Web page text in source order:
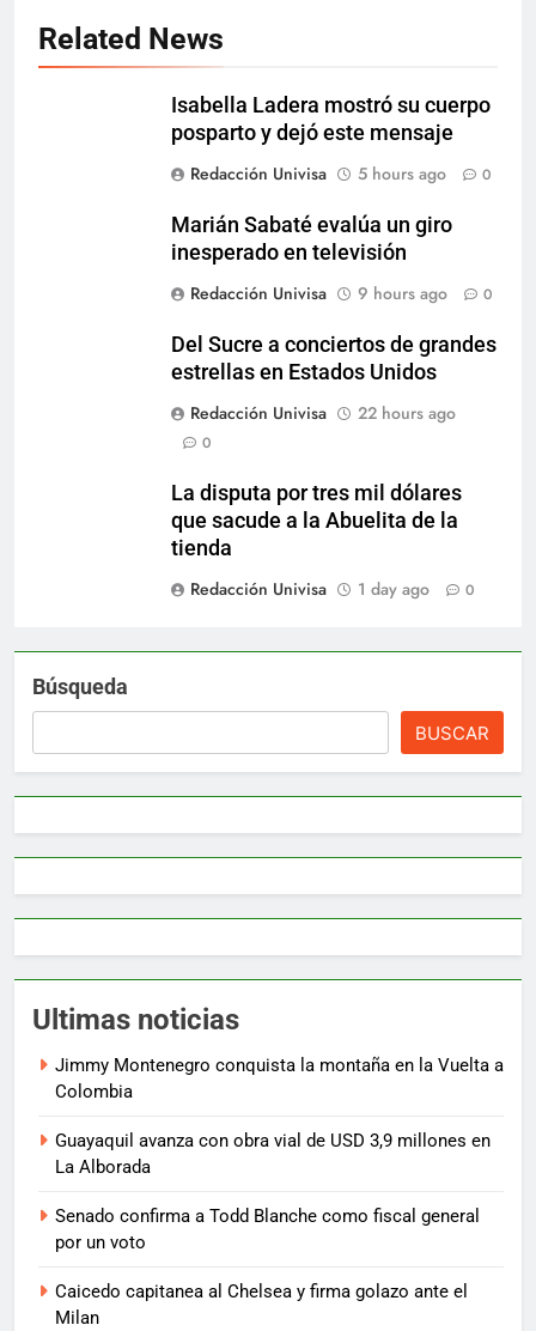
Related News
Isabella Ladera mostró su cuerpo
posparto y dejó este mensaje
Redacción Univisa
5 hours ago 0
Marián Sabaté evalúa un giro
inesperado en televisión
Redacción Univisa
9 hours ago 0
Del Sucre a conciertos de grandes
estrellas en Estados Unidos
Redacción Univisa
22 hours ago
0
La disputa por tres mil dólares
que sacude a la Abuelita de la
tienda
Redacción Univisa
1 day ago 0
Búsqueda
BUSCAR
Ultimas noticias
Jimmy Montenegro conquista la montaña en la Vuelta a
Colombia
Guayaquil avanza con obra vial de USD 3,9 millones en
La Alborada
Senado confirma a Todd Blanche como fiscal general
por un voto
Caicedo capitanea al Chelsea y firma golazo ante el
Milan